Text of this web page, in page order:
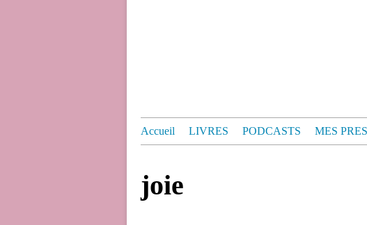
Accueil LIVRES PODCASTS MES
joie